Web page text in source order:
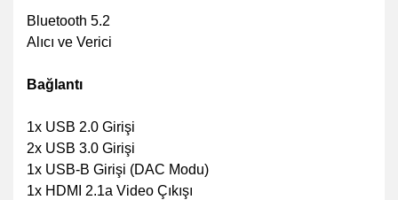
Bluetooth 5.2
Alıcı ve Verici
Bağlantı
1x USB 2.0 Girişi
2x USB 3.0 Girişi
1x USB-B Girişi (DAC Modu)
1x HDMI 2.1a Video Çıkışı